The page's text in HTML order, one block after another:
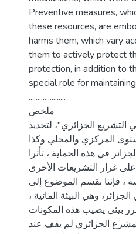
Preventive measures,
these resources, are
harms them, which vary
them to actively protect
protection, in addition to
special role for
.....................
ملخص
التشريع الجزائري"، لتحديد
المركزي والمحلي وكذا
في هذه الحماية ، تأثرا
على غرار التشريعات الأخرى.
، فإننا نقسم الموضوع إلى
وهي البيئة المائية ،
بيئي يصيب هذه المكونات
المشرع الجزائري لم يقف عند